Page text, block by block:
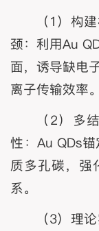
（1）构
颈：利用Au
面，诱导缺电
离子传输效率。
（2）多
性：Au QDs
质多孔碳，强
系。
（3）理